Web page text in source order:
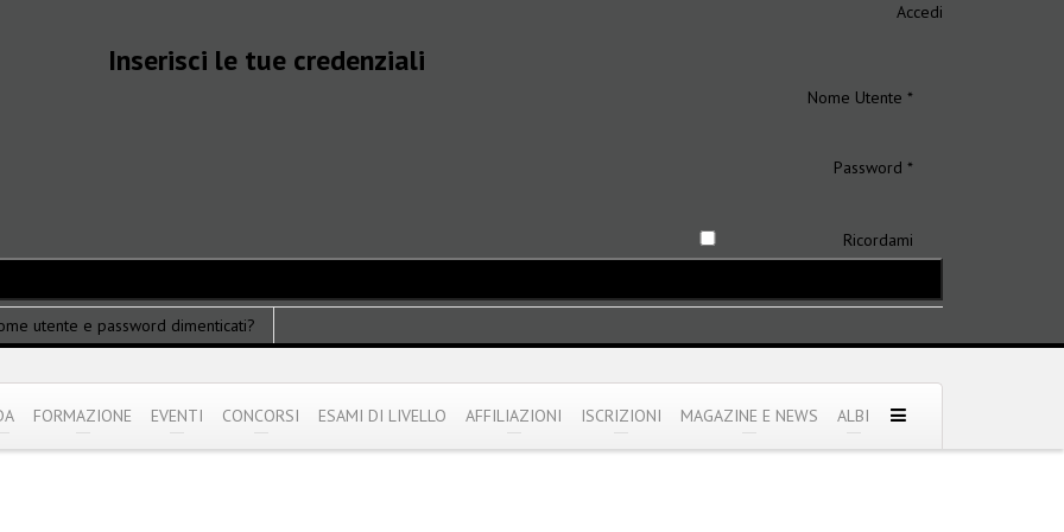
Accedi
Inserisci le tue credenziali
Nome Utente *
Password *
Ricordami
utente e password dimenticati?
FORMAZIONE EVENTI CONCORSI ESAMI DI LIVELLO AFFILIAZIONI ISCRIZIONI MAGAZINE E NEWS ALBI